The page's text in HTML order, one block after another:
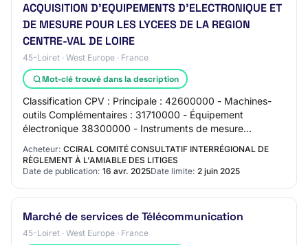
ACQUISITION D'EQUIPEMENTS D'ELECTRONIQUE ET
DE MESURE POUR LES LYCEES DE LA REGION
CENTRE-VAL DE LOIRE
45-Loiret · West Europe · France
Mot-clé trouvé dans la description
Classification CPV : Principale : 42600000 - Machines-
outils Complémentaires : 31710000 - Équipement
électronique 38300000 - Instruments de mesure
38621000 - Appareils à fibres optiques La procédure…
Acheteur: CCIRAL COMITÉ CONSULTATIF INTERRÉGIONAL DE
RÈGLEMENT À L'AMIABLE DES LITIGES
Date de publication: 16 avr. 2025Date limite: 2 juin 2025
Marché de services de Télécommunication
45-Loiret · West Europe · France